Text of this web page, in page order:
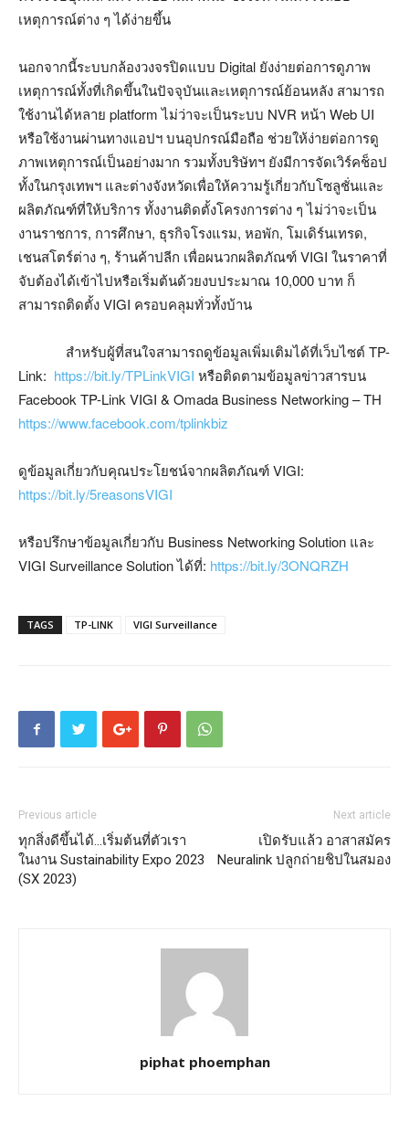
เหตุการณ์ต่าง ๆ ได้ง่ายขึ้น
นอกจากนี้ระบบกล้องวงจรปิดแบบ Digital ยังง่ายต่อการดูภาพ
เหตุการณ์ทั้งที่เกิดขึ้นในปัจจุบันและเหตุการณ์ย้อนหลัง สามารถ
ใช้งานได้หลาย platform ไม่ว่าจะเป็นระบบ NVR หน้า Web UI
หรือใช้งานผ่านทางแอปฯ บนอุปกรณ์มือถือ ช่วยให้ง่ายต่อการดู
ภาพเหตุการณ์เป็นอย่างมาก รวมทั้งบริษัทฯ ยังมีการจัดเวิร์คช็อป
ทั้งในกรุงเทพฯ และต่างจังหวัดเพื่อให้ความรู้เกี่ยวกับโซลูชั่นและ
ผลิตภัณฑ์ที่ให้บริการ ทั้งงานติดตั้งโครงการต่าง ๆ ไม่ว่าจะเป็น
งานราชการ, การศึกษา, ธุรกิจโรงแรม, หอพัก, โมเดิร์นเทรด,
เชนสโตร์ต่าง ๆ, ร้านค้าปลีก เพื่อผนวกผลิตภัณฑ์ VIGI ในราคาที่
จับต้องได้เข้าไปหรือเริ่มต้นด้วยงบประมาณ 10,000 บาท ก็
สามารถติดตั้ง VIGI ครอบคลุมทั่วทั้งบ้าน
สำหรับผู้ที่สนใจสามารถดูข้อมูลเพิ่มเติมได้ที่เว็บไซต์ TP-
Link: https://bit.ly/TPLinkVIGI หรือติดตามข้อมูลข่าวสารบน
Facebook TP-Link VIGI & Omada Business Networking – TH
https://www.facebook.com/tplinkbiz
ดูข้อมูลเกี่ยวกับคุณประโยชน์จากผลิตภัณฑ์ VIGI:
https://bit.ly/5reasonsVIGI
หรือปรึกษาข้อมูลเกี่ยวกับ Business Networking Solution และ
VIGI Surveillance Solution ได้ที่: https://bit.ly/3ONQRZH
TAGS TP-LINK VIGI Surveillance
Previous article
ทุกสิ่งดีขึ้นได้…เริ่มต้นที่ตัวเรา
ในงาน Sustainability Expo 2023
(SX 2023)
Next article
เปิดรับแล้ว อาสาสมัคร
Neuralink ปลูกถ่ายชิปในสมอง
piphat phoemphan